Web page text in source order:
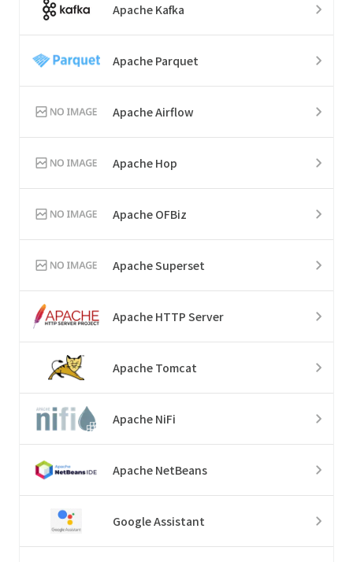
Apache Kafka
Apache Parquet
Apache Airflow
Apache Hop
Apache OFBiz
Apache Superset
Apache HTTP Server
Apache Tomcat
Apache NiFi
Apache NetBeans
Google Assistant